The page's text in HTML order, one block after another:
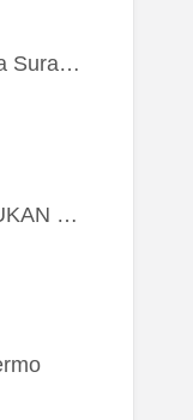
Kost Harian Kota Surabaya “Sierra Kost”
KOST BA MANUKAN SBY BRT